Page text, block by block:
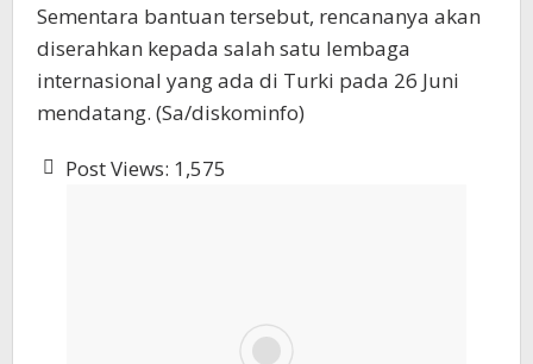
Sementara bantuan tersebut, rencananya akan
diserahkan kepada salah satu lembaga
internasional yang ada di Turki pada 26 Juni
mendatang. (Sa/diskominfo)
Post Views: 1,575